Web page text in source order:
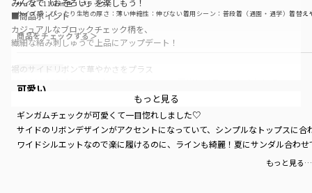
サイズ感：ぴったり 生地の厚さ ：薄い伸縮性 ：伸びない着用シーン ：普段着（通園・通学）着替え
サイズ：110cm色：ブラック
商品をチェックする＞
可愛い
ギンガムチェックが可愛くて一目惚れしました♡
サイドのリボンデザインがアクセントになっていて、シンプルなトップスに
ワイドシルエットなので楽に履けるのに、ラインも綺麗！夏にサンダル合わ
もっと見る…
■商品ポイント
カジュアルなブロックチェック柄を、
繊細な絡み刺しゅうで上品にアップデート！
裾のサイドリボンで華やかさをプラス
12-6209-167【おそろい】ブロックチェック肩出しブラウスと合わせてセッ
トアップでのスタイリングがオススメです
【おそろいシリーズ商品一覧】
ベビー男児：01-6239-317 【おそろい】ブロックチェックカバーオール
ベビー女児：02-6239-030 【おそろい】ブロックチェックカバーオール
キッズ男児：11-6209-427 【おそろい】ブロックチェック半袖シャツ
もっと見る